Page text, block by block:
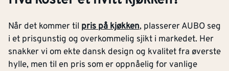
Når det kommer til pris på kjøkken, plasserer AUBO seg
i et prisgunstig og overkommelig sjikt i markedet. Her
snakker vi om ekte dansk design og kvalitet fra øverste
hylle, men til en pris som er oppnåelig for vanlige